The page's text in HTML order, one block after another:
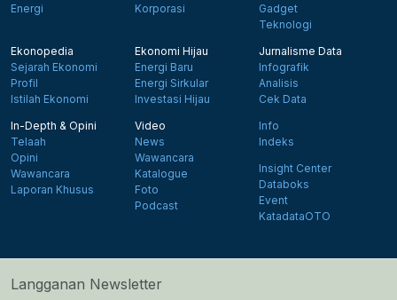
Energi
Korporasi
Gadget
Teknologi
Ekonopedia
Sejarah Ekonomi
Profil
Istilah Ekonomi
Ekonomi Hijau
Energi Baru
Energi Sirkular
Investasi Hijau
Jurnalisme Data
Infografik
Analisis
Cek Data
In-Depth & Opini
Telaah
Opini
Wawancara
Laporan Khusus
Video
News
Wawancara
Katalogue
Foto
Podcast
Info
Indeks
Insight Center
Databoks
Event
KatadataOTO
Langganan Newsletter